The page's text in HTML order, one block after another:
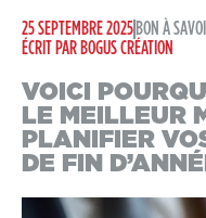
25 SEPTEMBRE 2025 BON À
ÉCRIT PAR BOGUS CRÉATION
VOICI
LE MEILLEUR
PLANIFIER
DE FIN